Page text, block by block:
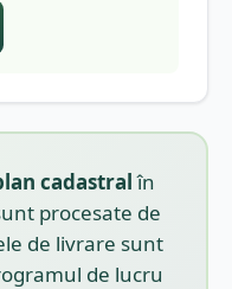
cadastralîn
procesate de
de livrare sunt
de lucru